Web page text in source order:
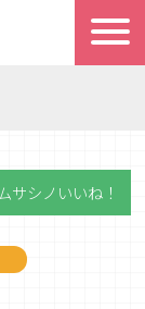
ムサシノいいね！